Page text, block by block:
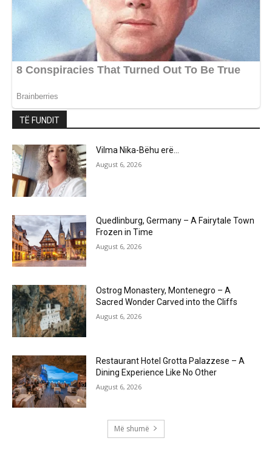
TË FUNDIT
Vilma Nika-Bëhu erë…
August 6, 2026
Quedlinburg, Germany – A Fairytale Town
Frozen in Time
August 6, 2026
Ostrog Monastery, Montenegro – A
Sacred Wonder Carved into the Cliffs
August 6, 2026
Restaurant Hotel Grotta Palazzese – A
Dining Experience Like No Other
August 6, 2026
Më shumë